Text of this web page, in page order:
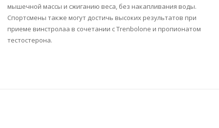
мышечной массы и сжиганию веса, без накапливания воды.
Спортсмены также могут достичь высоких результатов при
приеме винстролаa в сочетании с Trenbolone и пропионатом
тестостерона.